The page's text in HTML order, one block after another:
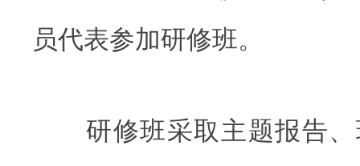
员代表参加研修班。
研修班采取主题报告、